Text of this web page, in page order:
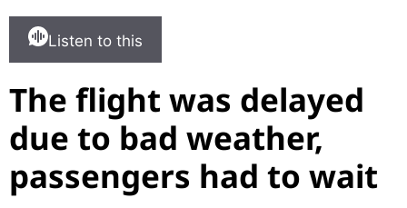
Listen to this
The flight was delayed
due to bad weather,
passengers had to wait